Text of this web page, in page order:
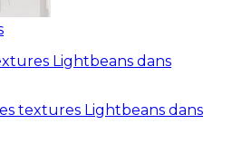
Lightbeans dans
textures Lightbeans dans